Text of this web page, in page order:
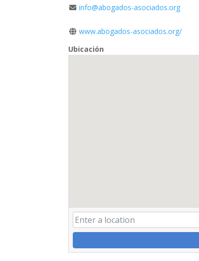
info@abogados-asociados.org
www.abogados-asociados.org/
Ubicación